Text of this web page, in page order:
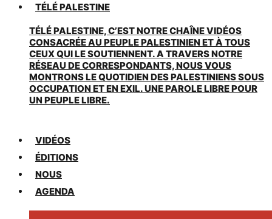
TÉLÉ PALESTINE
TÉLÉ PALESTINE, C’EST NOTRE CHAÎNE VIDÉOS
CONSACRÉE AU PEUPLE PALESTINIEN ET À TOUS
CEUX QUI LE SOUTIENNENT. A TRAVERS NOTRE
RÉSEAU DE CORRESPONDANTS, NOUS VOUS
MONTRONS LE QUOTIDIEN DES PALESTINIENS SOUS
OCCUPATION ET EN EXIL. UNE PAROLE LIBRE POUR
UN PEUPLE LIBRE.
VIDÉOS
ÉDITIONS
NOUS
AGENDA